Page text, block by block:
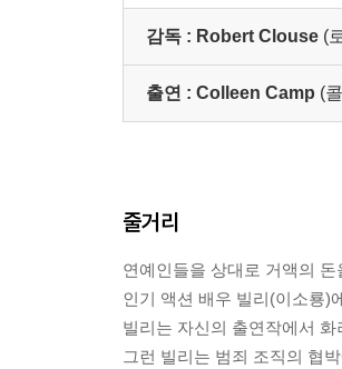
감독 : Robert Clouse (
출연 : Colleen Camp (
줄거리
연예인들을 상대로 거액의
인기 액션 배우 빌리(이소룡)
빌리는 자신의 출연작에서
그런 빌리는 범죄 조직의 협